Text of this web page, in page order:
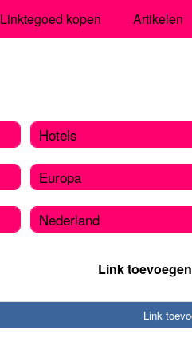
Linktegoed kopen Artikelen
Hotels
Europa
Nederland
Link toevoegen
Link